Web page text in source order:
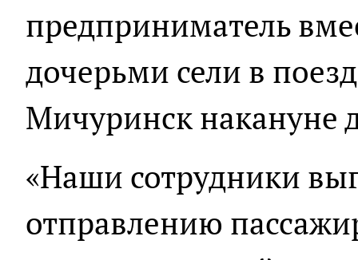
предприниматель
дочерьми сели в
Мичуринск накануне
«Наши сотрудники
отправлению